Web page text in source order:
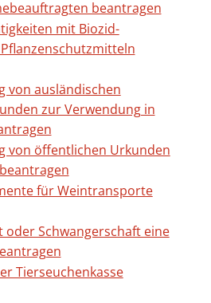
beantragen
mit Biozid-
von ausländischen
zur Verwendung in
von öffentlichen Urkunden
für Weintransporte
oder Schwangerschaft eine
Tierseuchenkasse